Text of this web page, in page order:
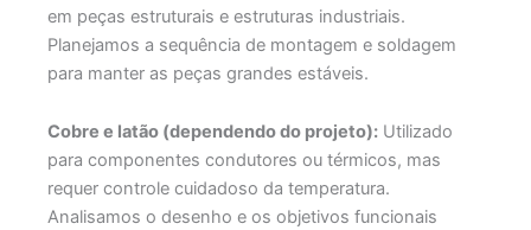
em peças estruturais e estruturas industriais.
Planejamos a sequência de montagem e soldagem
para manter as peças grandes estáveis.
Cobre e latão (dependendo do projeto): Utilizado
para componentes condutores ou térmicos, mas
requer controle cuidadoso da temperatura.
Analisamos o desenho e os objetivos funcionais